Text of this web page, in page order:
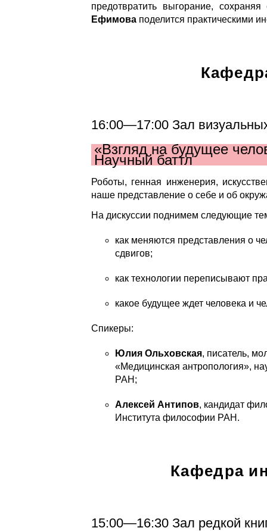
предотвратить выгорание,
Ефимова поделится практическими
16:00—17:00 Зал
«Взгляд на будущее
Научный баттл
Роботы, генная инженерия,
наше представление о себе и об
На дискуссии поднимем следующие
как меняются представления о
сдвигов;
как технологии переписывают
какое будущее ждет человека и
Спикеры:
Юлия Ольховская, писатель,
«Медицинская антропология»,
РАН;
Алексей Антипов, кандидат
Института философии РАН.
Кафедра
15:00—16:30 Зал редкой